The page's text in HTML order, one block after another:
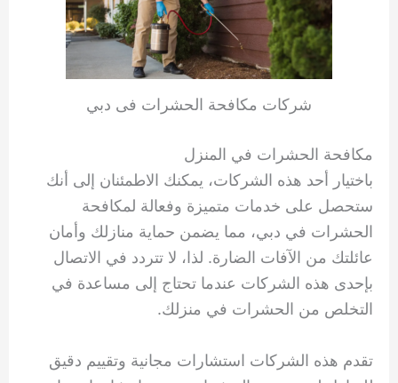
شركات مكافحة الحشرات فى دبي
مكافحة الحشرات في المنزل
باختيار أحد هذه الشركات، يمكنك الاطمئنان إلى أنك
ستحصل على خدمات متميزة وفعالة لمكافحة
الحشرات في دبي، مما يضمن حماية منازلك وأمان
عائلتك من الآفات الضارة. لذا، لا تتردد في الاتصال
بإحدى هذه الشركات عندما تحتاج إلى مساعدة في
التخلص من الحشرات في منزلك.
تقدم هذه الشركات استشارات مجانية وتقييم دقيق